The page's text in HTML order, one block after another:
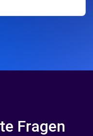
Fragen